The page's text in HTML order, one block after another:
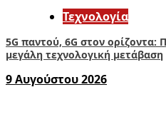
Τεχνολογία
5G παντού, 6G στον ορίζοντα:
μεγάλη τεχνολογική μετάβαση
9 Αυγούστου 2026